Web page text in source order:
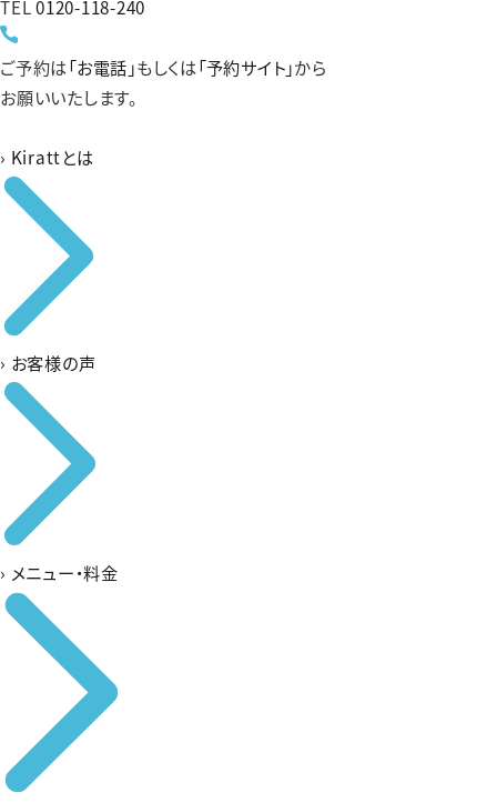
TEL0120-118-240
ご予約は「お電話」もしくは「予約サイト」から
お願いいたします。
› Kirattとは
› お客様の声
› メニュー・料金